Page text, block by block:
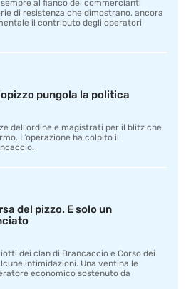
sempre al fianco dei commercianti
di resistenza che dimostrano, ancora
il contributo degli operatori
pungola la politica
dell’ordine e magistrati per il blitz che
L’operazione ha colpito il
del pizzo. E solo un
dei clan di Brancaccio e Corso dei
intimidazioni. Una ventina le
economico sostenuto da